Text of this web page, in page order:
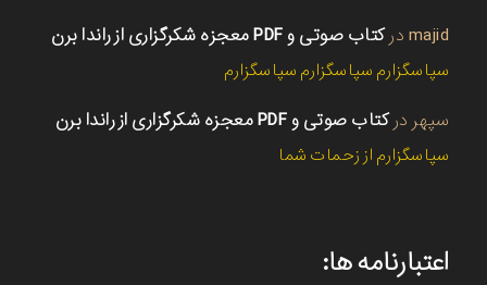
majid درکتاب صوتی و PDF معجزه شکرگزاری از راندا برن
سپاسگزارم سپاسگزارم سپاسگزارم
سپهر درکتاب صوتی و PDF معجزه شکرگزاری از راندا برن
سپاسگزارم از زحمات شما
اعتبارنامه ها: